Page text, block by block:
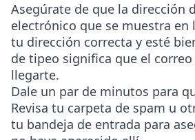
Asegúrate de que la dirección
electrónico que se muestra en
tu dirección correcta y esté
de tipeo significa que el
llegarte.
Dale un par de minutos para
Revisa tu carpeta de spam u
tu bandeja de entrada para